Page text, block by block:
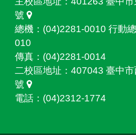
號
總機：(04)2281-0010 行動
010
傳真：(04)2281-0014
二校區地址： 407043 臺中
號
電話：(04)2312-1774